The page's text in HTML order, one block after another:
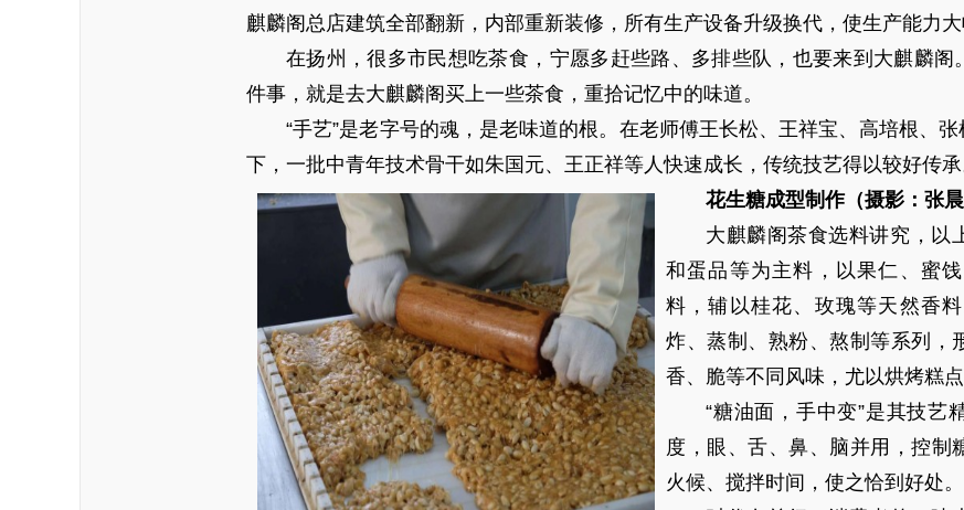
麒麟阁总店建筑全部翻新，内部重新装修，所有生产设备升级换代，使生产能力大
在扬州，很多市民想吃茶食，宁愿多赶些路、多排些队，也要来到大麒麟阁
件事，就是去大麒麟阁买上一些茶食，重拾记忆中的味道。
“手艺”是老字号的魂，是老味道的根。在老师傅王长松、王祥宝、高培根、
下，一批中青年技术骨干如朱国元、王正祥等人快速成长，传统技艺得以较好传承
花生糖成型制作（摄影：张
大麒麟阁茶食选料讲究，以
和蛋品等为主料，以果仁、蜜
料，辅以桂花、玫瑰等天然香
炸、蒸制、熟粉、熬制等系列，
香、脆等不同风味，尤以烘烤糕
“糖油面，手中变”是其技艺
度，眼、舌、鼻、脑并用，控制
火候、搅拌时间，使之恰到好处。